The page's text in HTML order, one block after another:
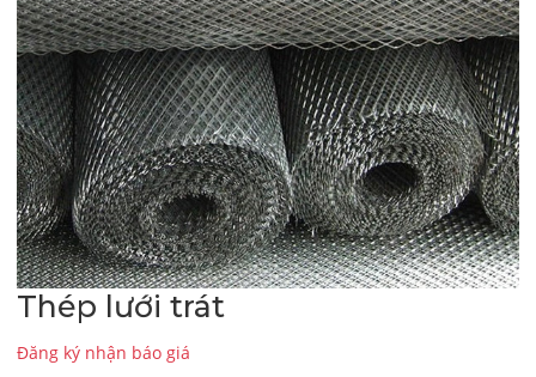
Thép lưới trát
Đăng ký nhận báo giá